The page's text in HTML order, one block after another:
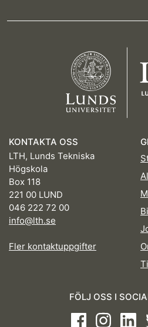
KONTAKTA OSS
LTH, Lunds Tekniska
Högskola
Box 118
221 00 LUND
046 222 72 00
info@lth.se
Fler kontaktuppgifter
FÖLJ OSS I
FacebookInstagram